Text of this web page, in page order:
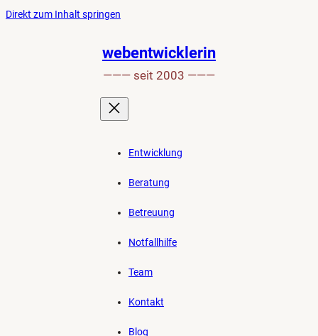
Direkt zum Inhalt springen
den
Anfang
der
Seite
springen
webentwicklerin
——— seit 2003 ———
Entwicklung
Beratung
Betreuung
Notfallhilfe
Team
Kontakt
Blog